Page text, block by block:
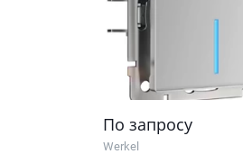
По запросу
Werkel